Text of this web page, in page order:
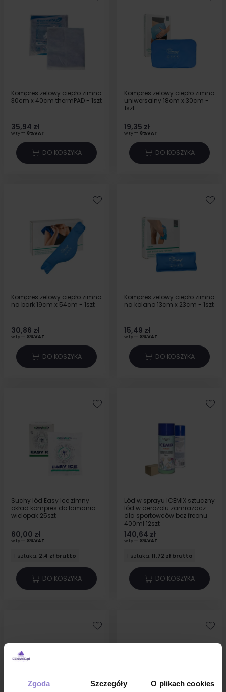
Zgoda Szczegóły O plikach cookies
Kompres żelowy ciepło zimno
30cm x 40cm thermPAD - 1szt
35,94 zł
w tym 8%VAT
DO KOSZYKA
Kompres żelowy ciepło zimno
uniwersalny 18cm x 30cm -
1szt
19,35 zł
w tym 8%VAT
DO KOSZYKA
Kompres żelowy ciepło zimno
na bark 19cm x 54cm - 1szt
30,86 zł
w tym 8%VAT
DO KOSZYKA
Kompres żelowy ciepło zimno
na kolano 13cm x 23cm - 1szt
15,49 zł
w tym 8%VAT
DO KOSZYKA
Suchy lód Easy Ice zimny
okład kompres do łamania -
wielopak 25szt
60,00 zł
w tym 8%VAT
1 sztuka: 2.4 zł brutto
DO KOSZYKA
Lód w sprayu ICEMIX sztuczny
lód w aerozolu zamrażacz
dla sportowców bez freonu
400ml 12szt
140,64 zł
w tym 8%VAT
1 sztuka:11.72 zł brutto
DO KOSZYKA